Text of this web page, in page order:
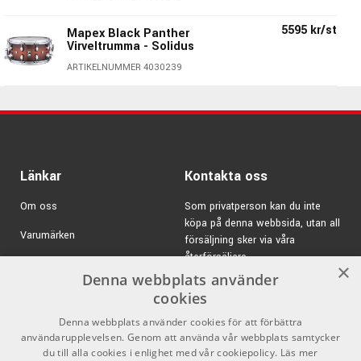
Stämhus: Locking B-Lugs
Finish Hardware: Brushed Black
Bearing Edge: SONIClear
Black Panther - Klassisk, storsäljande toppserie
från Mapex!
Black Panther är en serie med virveltrummor av otroligt
olika karaktär där Mapex gått ifrån det traditionella tänket
göra x antal modeller med stommar i dom vanligaste
materialen där samtliga finns i dom vanligaste diametrarna
& djupen så har man här skapat något nytt där man låter
varje trumma vara unik.
Mapex Black Panther
Virveltrumma - Solidus
ARTIKELNUMMER 4030239
5595 kr/st
Länkar
Om oss
Varumärken
Försäljningsvillkor
Inlogg för återförsäljare
Kontakta oss
Som privatperson kan du inte
köpa på denna webbsida, utan all
försäljning sker via våra
återförsäljare.
E-post:info@emnordic.se
×
Denna webbplats använder
cookies
Denna webbplats använder cookies för att förbättra
användarupplevelsen. Genom att använda vår webbplats samtycker
du till alla cookies i enlighet med vår cookiepolicy. Läs mer